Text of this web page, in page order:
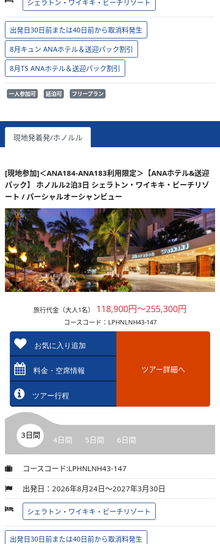
シェラトン・ワイキキ・ビーチリゾート
出発日30日前または40日前から取消料発生
8月キュン ANAホテル＆送迎パック割引
8月TS ANAホテル＆送迎パック割引
一人参加可 延泊可 フリープラン
現地発着発/ホノルル
[現地参加]＜ANA184-ANA183利用限定＞【ANAホテル&送迎
パック】 ホノルル2泊3日 シェラトン・ワイキキ・ビーチリゾ
ート / パーシャルオーシャンビュー
旅行代金（大人1名） 118,900円～255,300円
コースコード：LPHNLNH43-147
お気に入り追加
料金・空席情報
ツアー行程
ツアー詳細へ
3日間 4日間 5日間 6日間
コースコード:LPHNLNH43-147
出発日：2026年8月24日～2027年3月30日
シェラトン・ワイキキ・ビーチリゾート
出発日30日前または40日前から取消料発生